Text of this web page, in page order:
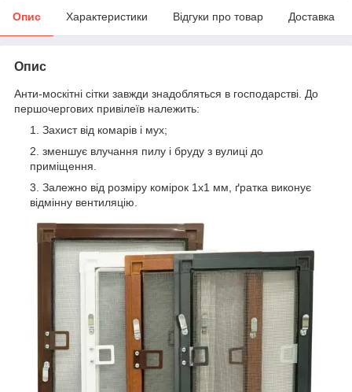
Опис Характеристики Відгуки про товар Доставка
Опис
Анти-москітні сітки завжди знадобляться в господарстві. До
першочергових привілеїв належить:
Захист від комарів і мух;
зменшує влучання пилу і бруду з вулиці до
приміщення.
Залежно від розміру комірок 1x1 мм, ґратка виконує
відмінну вентиляцію.